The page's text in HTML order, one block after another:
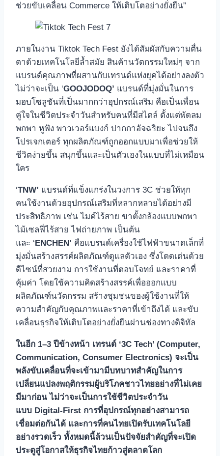
ช่วยขับเคลื่อน Commerce ให้เติบโตอย่างยั่งยืน”
ภายในงาน Tiktok Tech Fest ยังได้สัมผัสกับความตื่น
ตาด้วยเทคโนโลยีล้ำสมัย สินค้านวัตกรรมใหม่ๆ จาก
แบรนด์คุณภาพที่ผสานกับเทรนด์แห่งยุคได้อย่างลงตัว
ไม่ว่าจะเป็น ‘GOOJODOQ’ แบรนด์ที่มุ่งมั่นในการ
มอบโซลูชันที่เป็นมากกว่าอุปกรณ์เสริม คือเป็นเพื่อน
คู่ใจในชีวิตประจำวันสำหรับคนที่มีสไตล์ ตั้งแต่พัดลม
พกพา หูฟัง พาวเวอร์แบงก์ ปากกาอัจฉริยะ ไปจนถึง
โปรเจกเตอร์ ทุกผลิตภัณฑ์ถูกออกแบบมาเพื่อช่วยให้
ชีวิตง่ายขึ้น สนุกขึ้นและเป็นตัวเองในแบบที่ไม่เหมือน
ใคร
‘TNW’ แบรนด์ที่แข็งแกร่งในวงการ 3C ช่วยให้ทุก
คนใช้งานด้วยอุปกรณ์เสริมที่หลากหลายได้อย่างมี
ประสิทธิภาพ เช่น ไมค์ไร้สาย ขาตั้งกล้องแบบพกพา
ไม้เซลฟี่ไร้สาย ไฟถ่ายภาพ เป็นต้น
และ ‘ENCHEN’ คือแบรนด์เครื่องใช้ไฟฟ้าขนาดเล็กที่
มุ่งมั่นสร้างสรรค์ผลิตภัณฑ์ดูแลตัวเอง ซึ่งโดดเด่นด้วย
ดีไซน์ที่สวยงาม การใช้งานที่ตอบโจทย์ และราคาที่
คุ้มค่า โดยใช้ความคิดสร้างสรรค์เพื่อออกแบบ
ผลิตภัณฑ์นวัตกรรม สร้างชุมชนของผู้ใช้งานที่ให้
ความสำคัญกับคุณภาพและราคาที่เข้าถึงได้ และขับ
เคลื่อนธุรกิจให้เติบโตอย่างยั่งยืนผ่านช่องทางดิจิทัล
ในอีก 1–3 ปีข้างหน้า เทรนด์ ‘3C Tech’ (Computer,
Communication, Consumer Electronics) จะเป็น
พลังขับเคลื่อนที่จะเข้ามามีบทบาทสำคัญในการ
เปลี่ยนแปลงพฤติกรรมผู้บริโภคชาวไทยอย่างที่ไม่เคย
มีมาก่อน ไม่ว่าจะเป็นการใช้ชีวิตประจำวัน
แบบ Digital-First การที่อุปกรณ์ทุกอย่างสามารถ
เชื่อมต่อกันได้ และการที่คนไทยเปิดรับเทคโนโลยี
อย่างรวดเร็ว ทั้งหมดนี้ล้วนเป็นปัจจัยสำคัญที่จะเปิด
ประตูสู่โอกาสให้ธุรกิจไทยก้าวสู่ตลาดโลก